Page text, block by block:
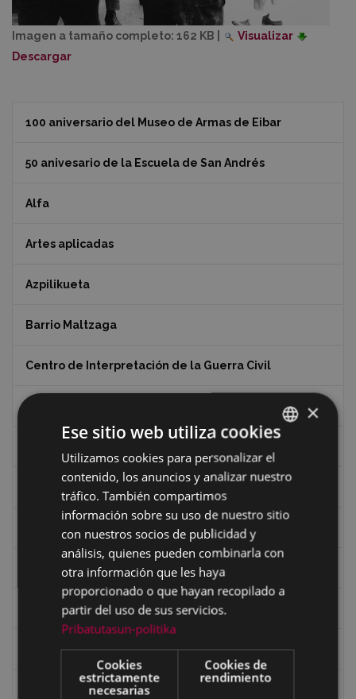
Imagen a tamaño completo: 162 KB
Visualizar
Descargar
100 aniversario del Museo de Armas de Eibar
50 anivesario de la Escuela de San Andrés
Alfa
Artes aplicadas
Azpilikueta
Barrio Maltzaga
Centro de Interpretación de la Guerra Civil
Dibujos de Julen Zabaleta
Eibartarren ahotan
Ermitas
Fondo Bolumburu
Fondo Carlos Narbaiza
BASQUE
SPANISH
×
Ese sitio web utiliza cookies
Utilizamos cookies para personalizar el
contenido, los anuncios y analizar nuestro
tráfico. También compartimos
información sobre su uso de nuestro sitio
con nuestros socios de publicidad y
análisis, quienes pueden combinarla con
otra información que les haya
proporcionado o que hayan recopilado a
partir del uso de sus servicios.
Pribatutasun-politika
Cookies
estrictamente
necesarias
Cookies de
rendimiento